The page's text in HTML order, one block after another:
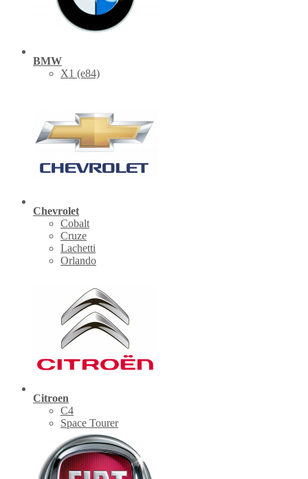
BMW
X1 (е84)
Chevrolet
Cobalt
Cruze
Lachetti
Orlando
Citroen
C4
Space Tourer